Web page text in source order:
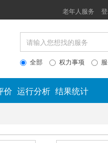
老年人服务
全部 权力事项
价 运行分析 结果统计